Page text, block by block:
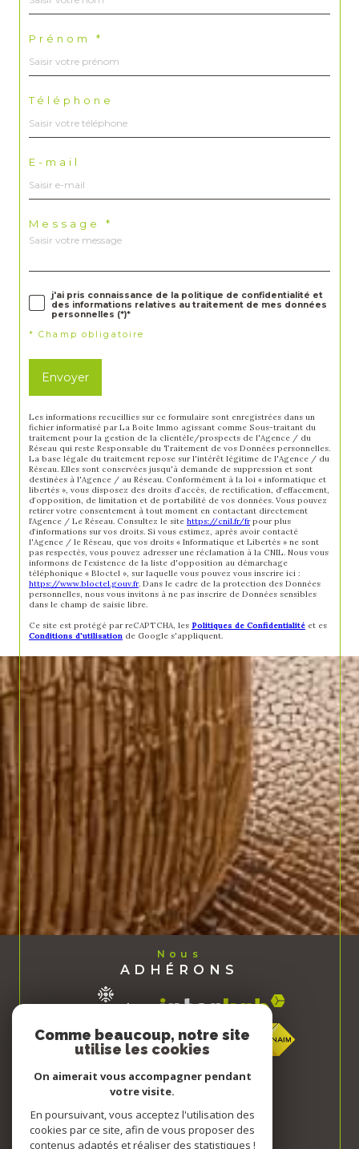
Prénom *
Téléphone
E-mail
Message *
j'ai pris connaissance de la politique de confidentialité et
des informations relatives au traitement de mes données
personnelles (*)*
* Champ obligatoire
Envoyer
Les informations recueillies sur ce formulaire sont enregistrées dans un
fichier informatisé par La Boite Immo agissant comme Sous-traitant du
traitement pour la gestion de la clientèle/prospects de l'Agence / du
Réseau qui reste Responsable du Traitement de vos Données personnelles.
La base légale du traitement repose sur l'intérêt légitime de l'Agence / du
Réseau. Elles sont conservées jusqu'à demande de suppression et sont
destinées à l'Agence / au Réseau. Conformément à la loi « informatique et
libertés », vous disposez des droits d’accès, de rectification, d’effacement,
d’opposition, de limitation et de portabilité de vos données. Vous pouvez
retirer votre consentement à tout moment en contactant directement
l’Agence / Le Réseau. Consultez le site https://cnil.fr/frpour plus
d’informations sur vos droits. Si vous estimez, après avoir contacté
l'Agence / le Réseau, que vos droits « Informatique et Libertés » ne sont
pas respectés, vous pouvez adresser une réclamation à la CNIL. Nous vous
informons de l’existence de la liste d'opposition au démarchage
téléphonique « Bloctel », sur laquelle vous pouvez vous inscrire ici :
https://www.bloctel.gouv.fr. Dans le cadre de la protection des Données
personnelles, nous vous invitons à ne pas inscrire de Données sensibles
dans le champ de saisie libre.
Ce site est protégé par reCAPTCHA, les Politiques de Confidentialité et es
Conditions d'utilisation de Google s'appliquent.
Nous
ADHÉRONS
Comme beaucoup, notre site
utilise les cookies
On aimerait vous accompagner pendant
votre visite.
En poursuivant, vous acceptez l'utilisation des
cookies par ce site, afin de vous proposer des
contenus adaptés et réaliser des statistiques !